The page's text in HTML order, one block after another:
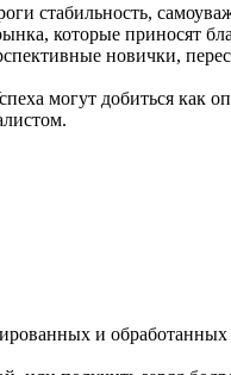
стабильность,
которые приносят
новички,
могут добиться как
и